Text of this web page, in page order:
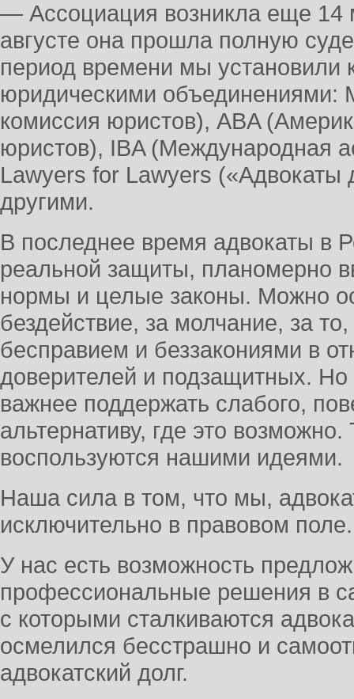
— Ассоциация возникла еще 14
августе она прошла полную
период времени мы установили
юридическими
комиссия юристов), ABA
юристов), IBA (Международная
Lawyers for Lawyers («Адвокаты
другими.
В последнее время адвокаты в
реальной защиты, планомерно
нормы и целые законы. Можно
бездействие, за молчание, за
бесправием и беззакониями в
доверителей и подзащитных. Но
важнее поддержать слабого,
альтернативу, где это
воспользуются нашими идеями.
Наша сила в том, что мы,
исключительно в правовом поле.
У нас есть возможность
профессиональные решения в
с которыми сталкиваются
осмелился бесстрашно и
адвокатский долг.